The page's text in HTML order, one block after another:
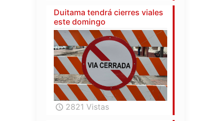
Duitama tendrá cierres viales
este domingo
2821 Vistas